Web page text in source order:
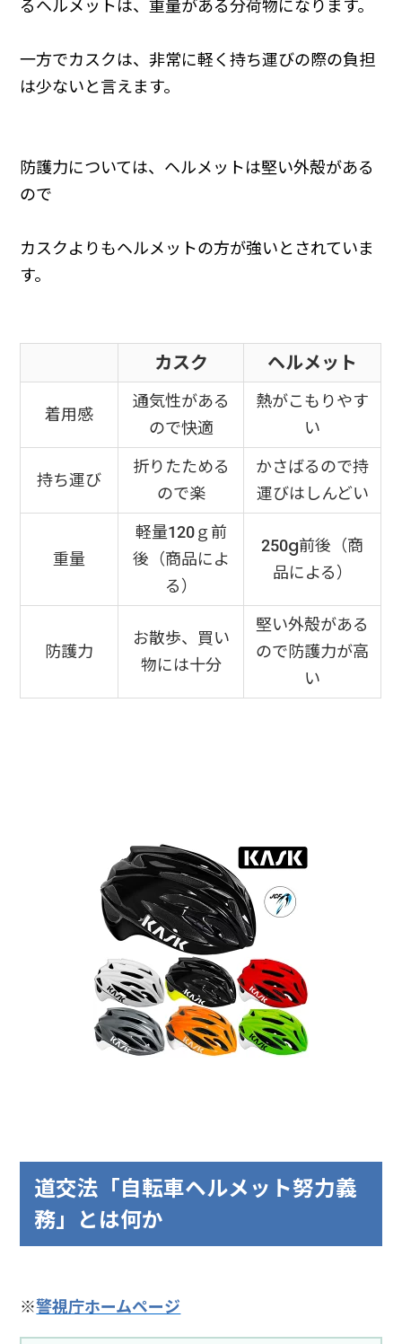
るヘルメットは、重量がある分荷物になります。
一方でカスクは、非常に軽く持ち運びの際の負担
は少ないと言えます。
防護力については、ヘルメットは堅い外殻がある
ので
カスクよりもヘルメットの方が強いとされていま
す。
カスク ヘルメット
着用感
通気性がある
ので快適
熱がこもりやす
い
持ち運び
折りたためる
ので楽
かさばるので持
運びはしんどい
重量
軽量120ｇ前
後（商品によ
る）
250g前後（商
品による）
防護力
お散歩、買い
物には十分
堅い外殻がある
ので防護力が高
い
道交法「自転車ヘルメット努力義
務」とは何か
※警視庁ホームページ